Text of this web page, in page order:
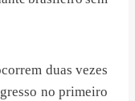
duas vezes
no primeiro